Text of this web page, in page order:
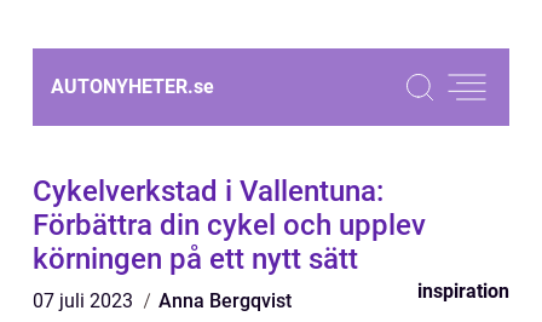
AUTONYHETER.se
Cykelverkstad i Vallentuna:
Förbättra din cykel och upplev
körningen på ett nytt sätt
07 juli 2023 Anna Bergqvist inspiration